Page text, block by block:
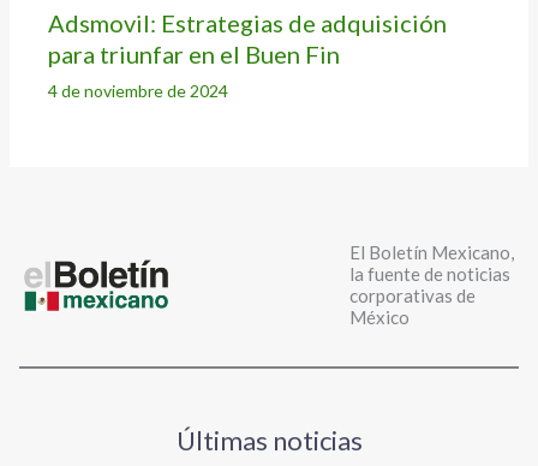
Adsmovil: Estrategias de adquisición
para triunfar en el Buen Fin
4 de noviembre de 2024
El Boletín Mexicano,
la fuente de noticias
corporativas de
México
Últimas noticias